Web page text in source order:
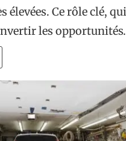
élevées. Ce rôle clé, qui
les